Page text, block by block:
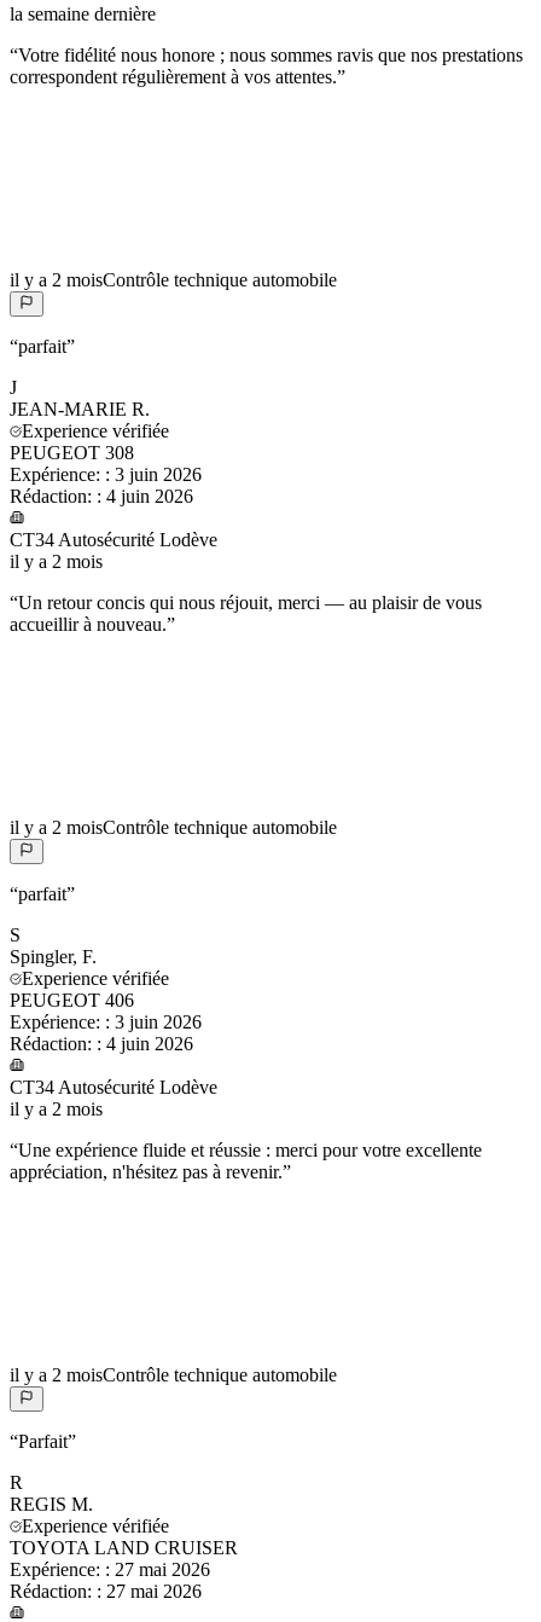
la semaine dernière
“Votre fidélité nous honore ; nous sommes ravis que nos prestations
correspondent régulièrement à vos attentes.”
il y a 2 moisContrôle technique automobile
“parfait”
J
JEAN-MARIE R.
Experience vérifiée
PEUGEOT 308
Expérience: : 3 juin 2026
Rédaction: : 4 juin 2026
CT34 Autosécurité Lodève
il y a 2 mois
“Un retour concis qui nous réjouit, merci — au plaisir de vous
accueillir à nouveau.”
il y a 2 moisContrôle technique automobile
“parfait”
S
Spingler, F.
Experience vérifiée
PEUGEOT 406
Expérience: : 3 juin 2026
Rédaction: : 4 juin 2026
CT34 Autosécurité Lodève
il y a 2 mois
“Une expérience fluide et réussie : merci pour votre excellente
appréciation, n'hésitez pas à revenir.”
il y a 2 moisContrôle technique automobile
“Parfait”
R
REGIS M.
Experience vérifiée
TOYOTA LAND CRUISER
Expérience: : 27 mai 2026
Rédaction: : 27 mai 2026